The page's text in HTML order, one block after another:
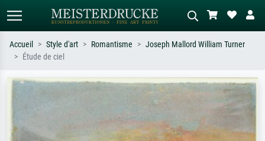
Recherchez par artiste, titre ou style –
Décrivez la scène – ex. prairie verte,
abstrait avec beaucoup de rouge,
tableau sombre, nu debout près d'un
arbre.
Accueil Style d'art Romantisme
Joseph Mallord William Turner
Étude de ciel